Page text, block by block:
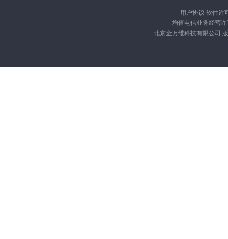
用户协议 软件许
增值电信业务经营
北京金万维科技有限公司